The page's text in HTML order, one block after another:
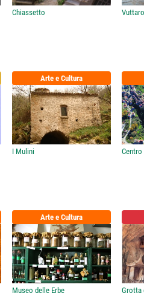
Chiassetto
Arte e Cultura
I Mulini
Arte e Cultura
Museo delle Erbe Grotta